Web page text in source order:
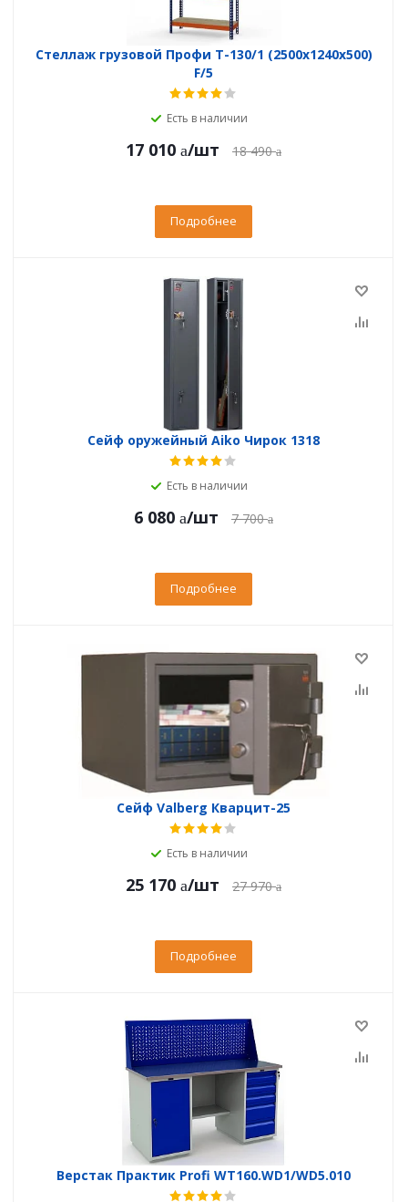
Стеллаж грузовой Профи Т-130/1 (2500x1240x500)
F/5
Есть в наличии
17 010 /шт 18 490
Подробнее
Сейф оружейный Aiko Чирок 1318
Есть в наличии
6 080 /шт 7 700
Подробнее
Сейф Valberg Кварцит-25
Есть в наличии
25 170 /шт 27 970
Подробнее
Верстак Практик Profi WT160.WD1/WD5.010